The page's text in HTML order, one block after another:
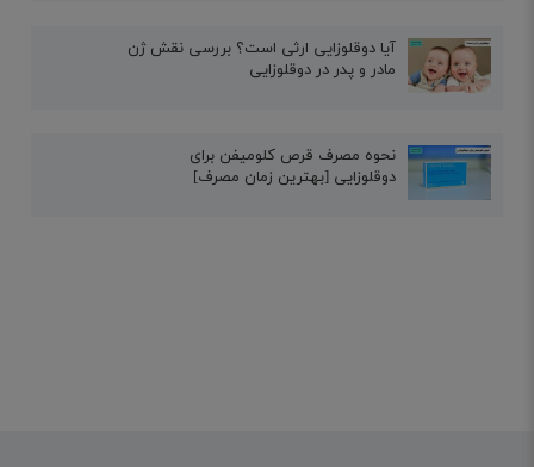
آیا دوقلوزایی ارثی است؟ بررسی نقش ژن
مادر و پدر در دوقلوزایی
نحوه مصرف قرص کلومیفن برای
دوقلوزایی [بهترین زمان مصرف]